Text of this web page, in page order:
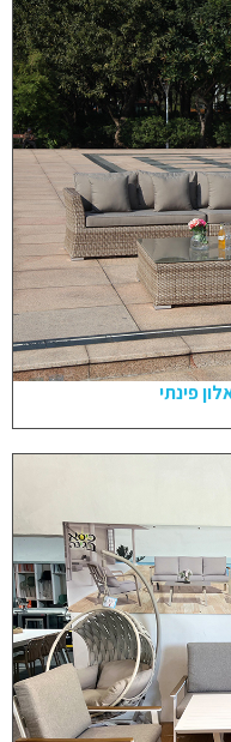
פינתי